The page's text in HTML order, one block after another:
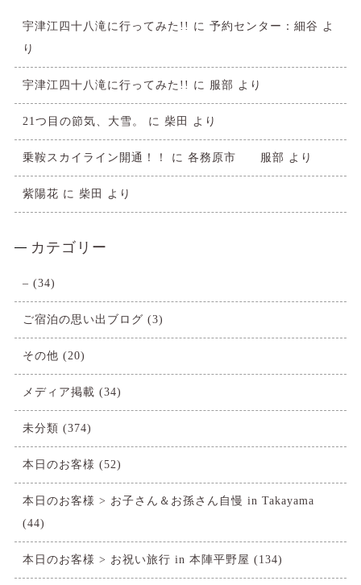
宇津江四十八滝に行ってみた!! に 予約センター：細谷 よ
り
宇津江四十八滝に行ってみた!! に 服部 より
21つ目の節気、大雪。 に 柴田 より
乗鞍スカイライン開通！！ に 各務原市 服部 より
紫陽花 に 柴田 より
カテゴリー
– (34)
ご宿泊の思い出ブログ (3)
その他 (20)
メディア掲載 (34)
未分類 (374)
本日のお客様 (52)
本日のお客様 > お子さん＆お孫さん自慢 in Takayama
(44)
本日のお客様 > お祝い旅行 in 本陣平野屋 (134)